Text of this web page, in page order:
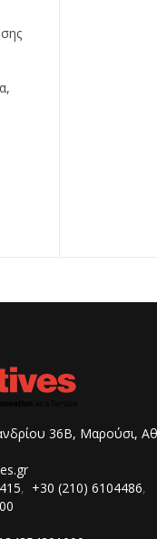
36B, Μαρούσι,
, +30 (210) 6104486,